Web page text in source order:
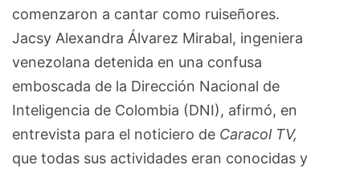
comenzaron a cantar como ruiseñores.
Jacsy Alexandra Álvarez Mirabal, ingeniera
venezolana detenida en una confusa
emboscada de la Dirección Nacional de
Inteligencia de Colombia (DNI), afirmó, en
entrevista para el noticiero de Caracol TV,
que todas sus actividades eran conocidas y